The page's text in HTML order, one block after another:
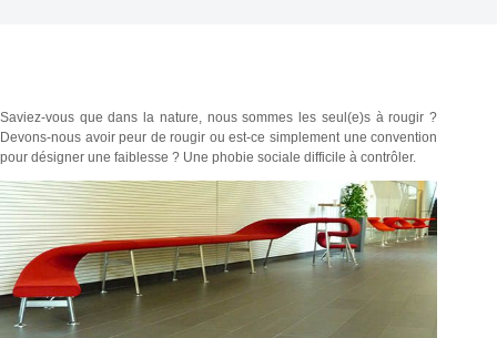
Saviez-vous que dans la nature, nous sommes les seul(e)s à rougir ?
Devons-nous avoir peur de rougir ou est-ce simplement une convention
pour désigner une faiblesse ? Une phobie sociale difficile à contrôler.